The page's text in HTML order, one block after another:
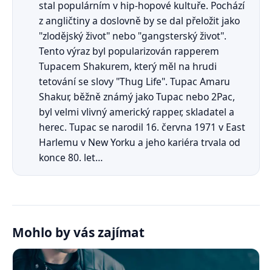
stal populárním v hip-hopové kultuře. Pochází
z angličtiny a doslovně by se dal přeložit jako
"zlodějský život" nebo "gangsterský život".
Tento výraz byl popularizován rapperem
Tupacem Shakurem, který měl na hrudi
tetování se slovy "Thug Life". Tupac Amaru
Shakur, běžně známý jako Tupac nebo 2Pac,
byl velmi vlivný americký rapper, skladatel a
herec. Tupac se narodil 16. června 1971 v East
Harlemu v New Yorku a jeho kariéra trvala od
konce 80. let…
Mohlo by vás zajímat